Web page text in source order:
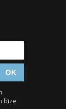
OK
bize